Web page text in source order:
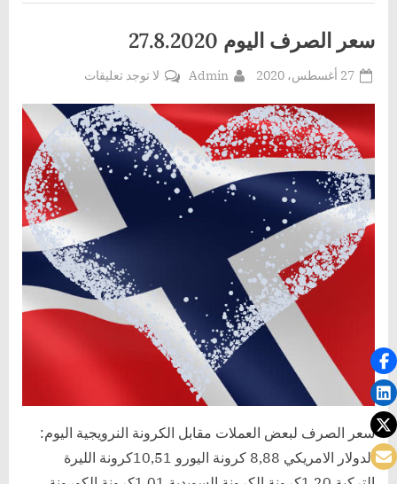
سعر الصرف اليوم 27.8.2020
Posted
27 أغسطس، 2020 By
Admin لا توجد تعليقاتعلى
الصرف
اليوم
27.8.2020
سعر الصرف لبعض العملات مقابل الكرونة النرويجية اليوم:
الدولار الامريكي 8,88 كرونة اليورو 10,51كرونة الليرة